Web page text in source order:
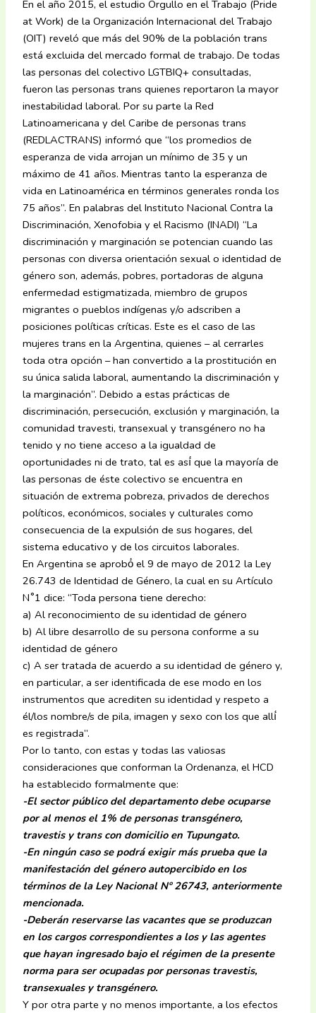
En el año 2015, el estudio Orgullo en el Trabajo (Pride
at Work) de la Organización Internacional del Trabajo
(OIT) reveló que más del 90% de la población trans
está excluida del mercado formal de trabajo. De todas
las personas del colectivo LGTBIQ+ consultadas,
fueron las personas trans quienes reportaron la mayor
inestabilidad laboral. Por su parte la Red
Latinoamericana y del Caribe de personas trans
(REDLACTRANS) informó que “los promedios de
esperanza de vida arrojan un mínimo de 35 y un
máximo de 41 años. Mientras tanto la esperanza de
vida en Latinoamérica en términos generales ronda los
75 años”. En palabras del Instituto Nacional Contra la
Discriminación, Xenofobia y el Racismo (INADI) “La
discriminación y marginación se potencian cuando las
personas con diversa orientación sexual o identidad de
género son, además, pobres, portadoras de alguna
enfermedad estigmatizada, miembro de grupos
migrantes o pueblos indígenas y/o adscriben a
posiciones políticas críticas. Este es el caso de las
mujeres trans en la Argentina, quienes – al cerrarles
toda otra opción – han convertido a la prostitución en
su única salida laboral, aumentando la discriminación y
la marginación”. Debido a estas prácticas de
discriminación, persecución, exclusión y marginación, la
comunidad travesti, transexual y transgénero no ha
tenido y no tiene acceso a la igualdad de
oportunidades ni de trato, tal es así́ que la mayoría de
las personas de éste colectivo se encuentra en
situación de extrema pobreza, privados de derechos
políticos, económicos, sociales y culturales como
consecuencia de la expulsión de sus hogares, del
sistema educativo y de los circuitos laborales.
En Argentina se aprobó́ el 9 de mayo de 2012 la Ley
26.743 de Identidad de Género, la cual en su Artículo
N˚1 dice: “Toda persona tiene derecho:
a) Al reconocimiento de su identidad de género
b) Al libre desarrollo de su persona conforme a su
identidad de género
c) A ser tratada de acuerdo a su identidad de género y,
en particular, a ser identificada de ese modo en los
instrumentos que acrediten su identidad y respeto a
él/los nombre/s de pila, imagen y sexo con los que allí́
es registrada”.
Por lo tanto, con estas y todas las valiosas
consideraciones que conforman la Ordenanza, el HCD
ha establecido formalmente que:
-El sector público del departamento debe ocuparse
por al menos el 1% de personas transgénero,
travestis y trans con domicilio en Tupungato.
-En ningún caso se podrá exigir más prueba que la
manifestación del género autopercibido en los
términos de la Ley Nacional Nº 26743, anteriormente
mencionada.
-Deberán reservarse las vacantes que se produzcan
en los cargos correspondientes a los y las agentes
que hayan ingresado bajo el régimen de la presente
norma para ser ocupadas por personas travestis,
transexuales y transgénero.
Y por otra parte y no menos importante, a los efectos